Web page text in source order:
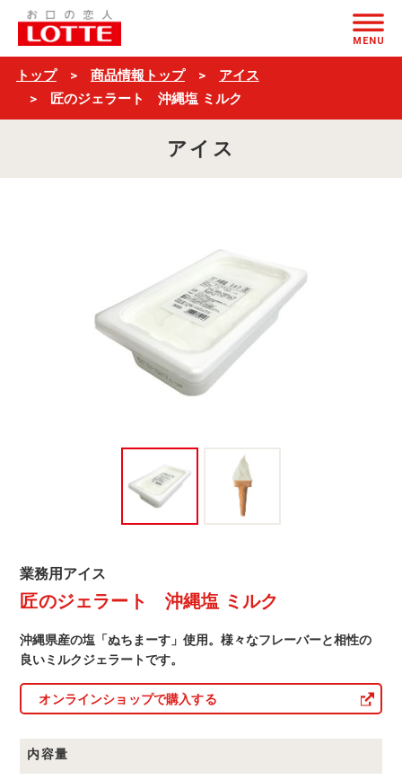
匠
の
ジ
ラ
ト
MENU
トップ 商品情報トップ
アイス
匠のジェラート 沖縄塩 ミルク
アイス
業
用
イ
ス
商
一
業務用アイス
匠のジェラート 沖縄塩 ミルク
沖縄県産の塩「ぬちまーす」使用。様々なフレーバーと相性の
良いミルクジェラートです。
オンラインショップで購入する
内容量